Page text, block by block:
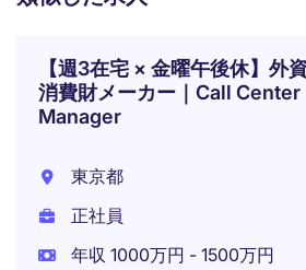
【週3在宅 × 金曜午後休】外
消費財メーカー｜Call Center
Manager
東京都
正社員
年収 1000万円 - 1500万円